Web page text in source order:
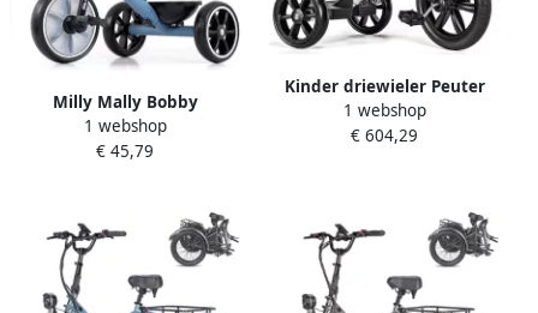
Milly Mally Bobby
driewieler blauw 24M+
Kinderdriewieler
1 webshop
€ 45,79
Kinder driewieler Peuter
fiets Buiten spelen Lekvrije
rubberen wielen 12 inch
1 webshop
€ 604,29